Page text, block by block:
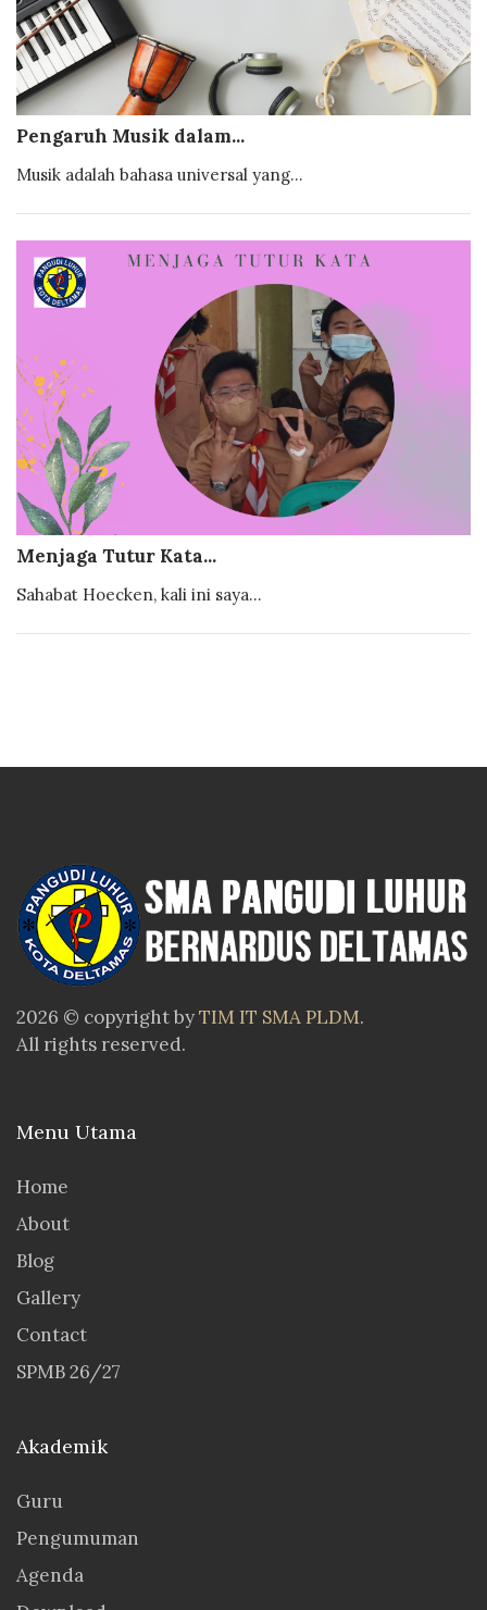
Pengaruh Musik dalam...
Musik adalah bahasa universal yang...
Menjaga Tutur Kata...
Sahabat Hoecken, kali ini saya...
2026 © copyright byTIM IT SMA PLDM.
All rights reserved.
Menu Utama
Home
About
Blog
Gallery
Contact
SPMB 26/27
Akademik
Guru
Pengumuman
Agenda